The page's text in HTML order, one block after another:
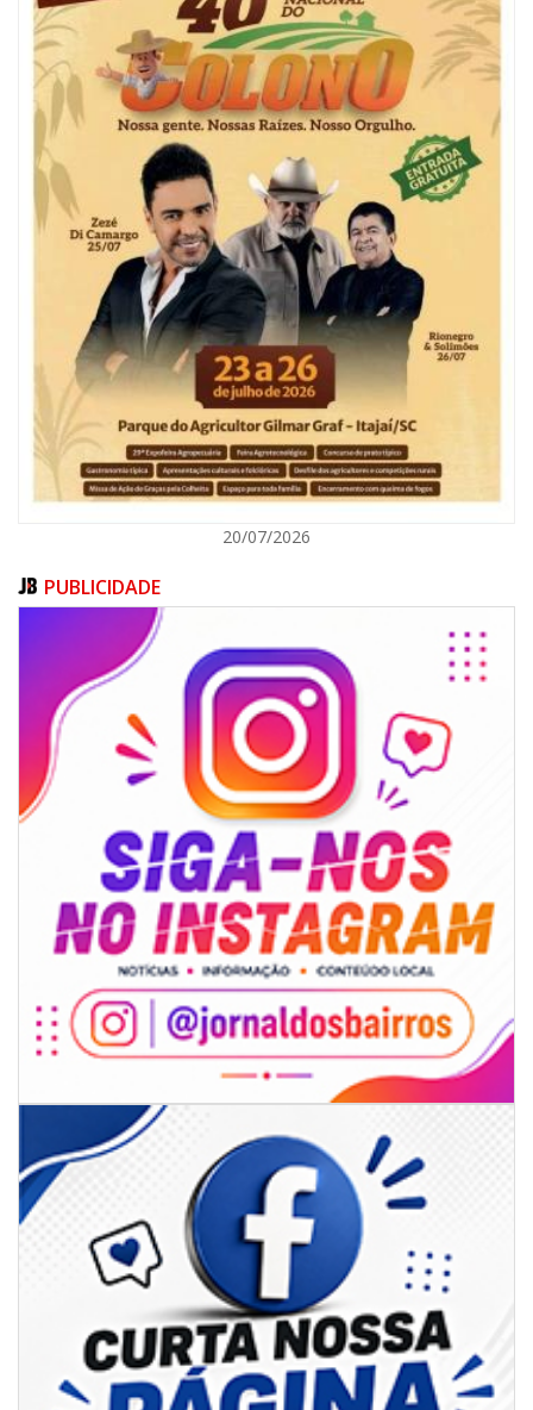
08/08/2026 | 07:00
Reservatórios de Penha são higienizados com ajuda de mergulhadores e
sem interrupção no abastecimento
ITAJAÍ
08/08/2026 | 07:00
Limpeza de valas e ribeirões avança no interior de Itajaí
20/07/2026
PUBLICIDADE